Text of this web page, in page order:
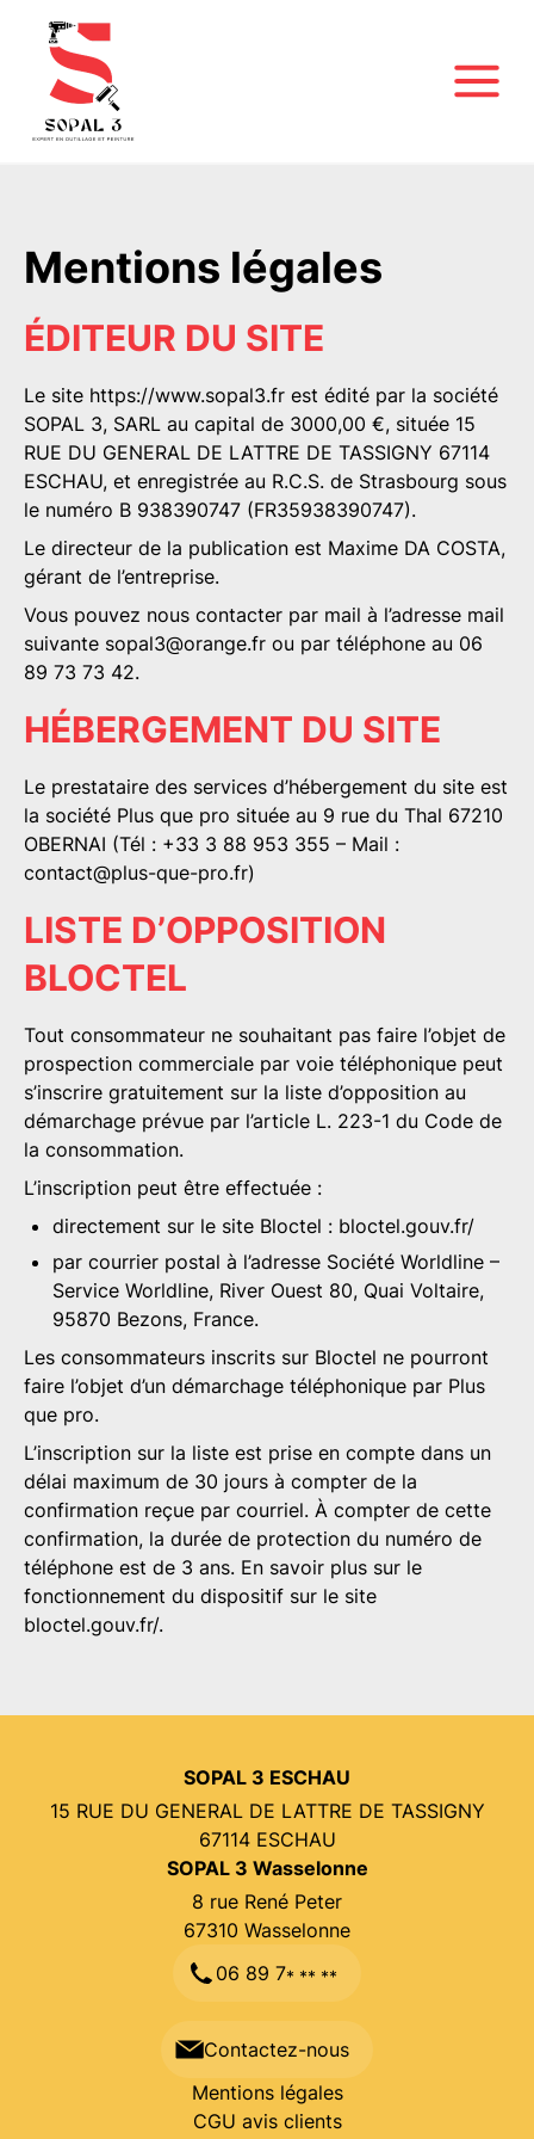
Mentions légales
ÉDITEUR DU SITE
Le site https://www.sopal3.fr est édité par la société
SOPAL 3, SARL au capital de 3000,00 €, située 15
RUE DU GENERAL DE LATTRE DE TASSIGNY 67114
ESCHAU, et enregistrée au R.C.S. de Strasbourg sous
le numéro B 938390747 (FR35938390747).
Le directeur de la publication est Maxime DA COSTA,
gérant de l’entreprise.
Vous pouvez nous contacter par mail à l’adresse mail
suivante sopal3@orange.fr ou par téléphone au 06
89 73 73 42.
HÉBERGEMENT DU SITE
Le prestataire des services d’hébergement du site est
la société Plus que pro située au 9 rue du Thal 67210
OBERNAI (Tél : +33 3 88 953 355 – Mail :
contact@plus-que-pro.fr)
LISTE D’OPPOSITION
BLOCTEL
Tout consommateur ne souhaitant pas faire l’objet de
prospection commerciale par voie téléphonique peut
s’inscrire gratuitement sur la liste d’opposition au
démarchage prévue par l’article L. 223-1 du Code de
la consommation.
L’inscription peut être effectuée :
directement sur le site Bloctel : bloctel.gouv.fr/
par courrier postal à l’adresse Société Worldline –
Service Worldline, River Ouest 80, Quai Voltaire,
95870 Bezons, France.
Les consommateurs inscrits sur Bloctel ne pourront
faire l’objet d’un démarchage téléphonique par Plus
que pro.
L’inscription sur la liste est prise en compte dans un
délai maximum de 30 jours à compter de la
confirmation reçue par courriel. À compter de cette
confirmation, la durée de protection du numéro de
téléphone est de 3 ans. En savoir plus sur le
fonctionnement du dispositif sur le site
bloctel.gouv.fr/.
SOPAL 3 ESCHAU
15 RUE DU GENERAL DE LATTRE DE TASSIGNY
67114 ESCHAU
SOPAL 3 Wasselonne
8 rue René Peter
67310 Wasselonne
06 89 7* ** **
Contactez-nous
Mentions légales
CGU avis clients